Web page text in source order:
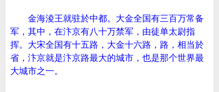
金海淩王就驻於中都。大金全国有三百万常备
军，其中，在汴京有八十万禁军，由徒单太尉指
挥。大宋全国有十五路，大金十六路，路，相当於
省，汴京就是汴京路最大的城市，也是那个世界最
大城市之一。